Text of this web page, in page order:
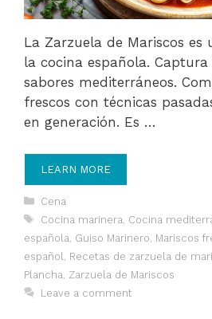
La Zarzuela de Mariscos es
la cocina española.
sabores mediterráneos.
frescos con técnicas
en generación. Es …
LEARN MORE
Categories
Cena
Tags
Cocina marinera Cocina
española Guiso Marinero Mariscos
español
Recetas de zarzuela de
Plancha Zarzuela de Mariscos
Leave a comment